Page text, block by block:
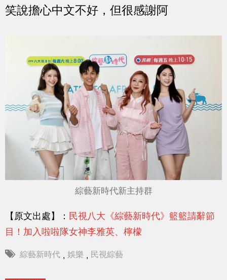
笑說擔心中文不好，但很感謝阿
綜藝新時代新主持群
【原文出處】： 民視八大《綜藝新時代》籃籃請辭節
目！加入啦啦隊女神李雅英、檸檬
綜藝新時代 , 娛樂 , 民視綜藝